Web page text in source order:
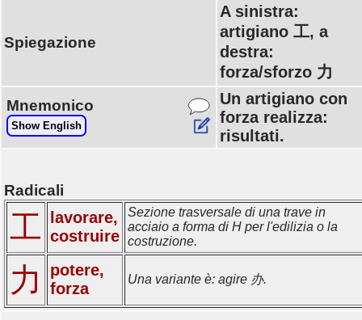
Spiegazione
A sinistra:
artigiano 工, a
destra:
forza/sforzo 力
Mnemonico
Show English
Un artigiano con
forza realizza:
risultati.
Radicali
工
lavorare,
costruire
Sezione trasversale di una trave in
acciaio a forma di H per l'edilizia o la
costruzione.
力
potere,
forza
Una variante è: agire 办.